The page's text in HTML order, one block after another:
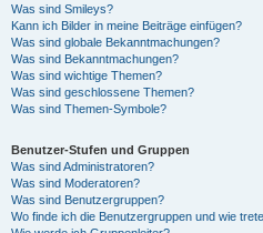
Was sind Smileys?
Kann ich Bilder in meine Beiträge einfügen?
Was sind globale Bekanntmachungen?
Was sind Bekanntmachungen?
Was sind wichtige Themen?
Was sind geschlossene Themen?
Was sind Themen-Symbole?
Benutzer-Stufen und Gruppen
Was sind Administratoren?
Was sind Moderatoren?
Was sind Benutzergruppen?
Wo finde ich die Benutzergruppen und wie